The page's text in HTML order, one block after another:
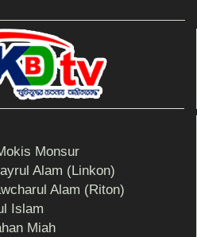
এর কার্যক্রম বাস্তবায়নের আহ্বান
সিলেট-ম্যানচেস্টার সরাসরি ফ্লাইট চালু হচ্ছে
Monsur
Alam (Linkon)
Alam (Riton)
Islam
Miah